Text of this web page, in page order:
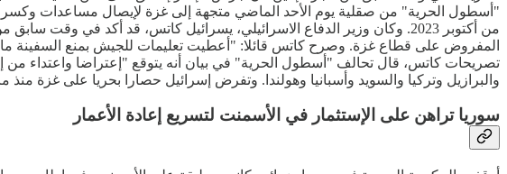
"أسطول الحرية" من صقلية يوم الأحد الماضي متجهة إلى غزة لإيصال مساعدات وكسر
من أكتوبر 2023. وكان وزير الدفاع الاسرائيلي، يسرائيل كاتس، قد أكد في
المفروض على قطاع غزة. وصرح كاتس قائلا: "أعطيت تعليمات للجيش بمنع السفينة
تصريحات كاتس، قال تحالف "أسطول الحرية" في بيان أنه يتوقع "إعتراضا واعتداء
والبرازيل وتركيا والسويد وأسبانيا وهولندا. وتفرض إسرائيل حصارا بحريا على غزة منذ ما قبل هجوم السابع من أكتوبر 2023 الذي شنته
سوريا تراهن على الإستثمار في الأسمنت لتسريع إعادة الأعمار